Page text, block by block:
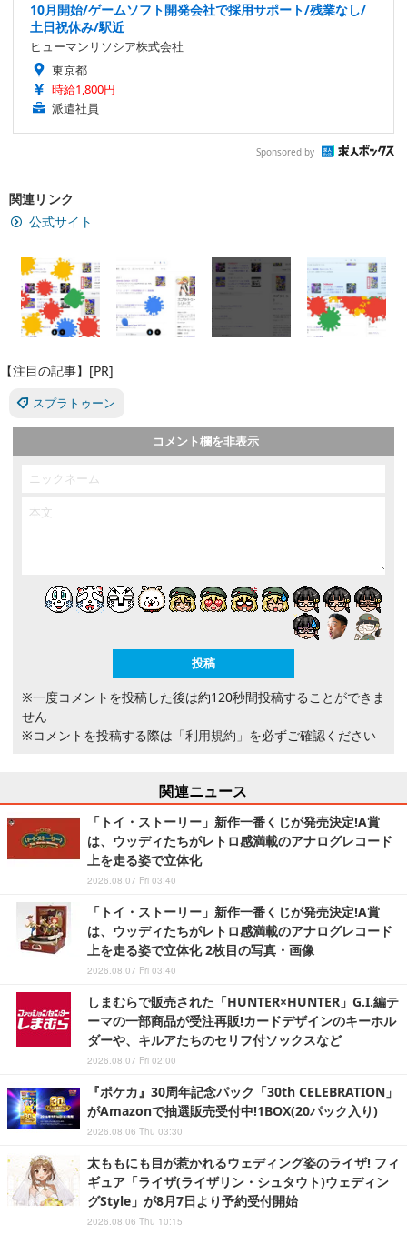
10月開始/ゲームソフト開発会社で採用サポート/残業なし/
土日祝休み/駅近
ヒューマンリソシア株式会社
東京都
時給1,800円
派遣社員
Sponsored by
関連リンク
公式サイト
【注目の記事】[PR]
スプラトゥーン
コメント欄を非表示
※一度コメントを投稿した後は約120秒間投稿することができま
せん
※コメントを投稿する際は 「利用規約」 を必ずご確認ください
関連ニュース
「トイ・ストーリー」新作一番くじが発売決定!A賞
は、ウッディたちがレトロ感満載のアナログレコード
上を走る姿で立体化
2026.08.07 Fri 03:40
「トイ・ストーリー」新作一番くじが発売決定!A賞
は、ウッディたちがレトロ感満載のアナログレコード
上を走る姿で立体化 2枚目の写真・画像
2026.08.07 Fri 03:40
しまむらで販売された「HUNTER×HUNTER」G.I.編テ
ーマの一部商品が受注再販!カードデザインのキーホル
ダーや、キルアたちのセリフ付ソックスなど
2026.08.07 Fri 02:00
『ポケカ』30周年記念パック「30th CELEBRATION」
がAmazonで抽選販売受付中!1BOX(20パック入り)
2026.08.06 Thu 03:30
太ももにも目が惹かれるウェディング姿のライザ! フィ
ギュア「ライザ(ライザリン・シュタウト)ウェディン
グStyle」が8月7日より予約受付開始
2026.08.06 Thu 10:15